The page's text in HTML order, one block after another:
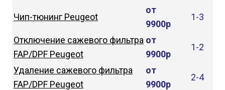
Чип-тюнинг Peugeot
от
9900р
1-3
Отключение сажевого фильтра
FAP/DPF Peugeot
от
9900р
1-2
Удаление сажевого фильтра
FAP/DPF Peugeot
от
9900р
2-4